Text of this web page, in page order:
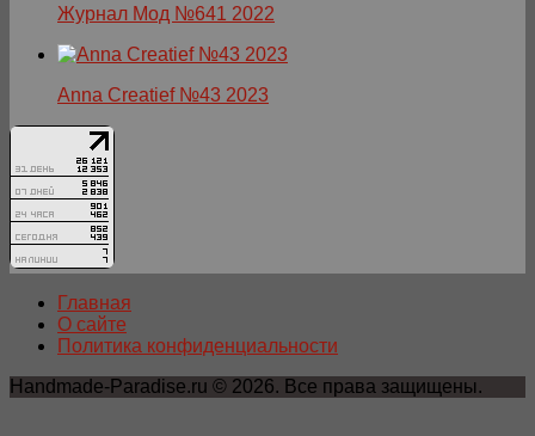
Журнал Мод №641 2022
Anna Creatief №43 2023
Главная
О сайте
Политика конфиденциальности
Handmade-Paradise.ru © 2026. Все права защищены.